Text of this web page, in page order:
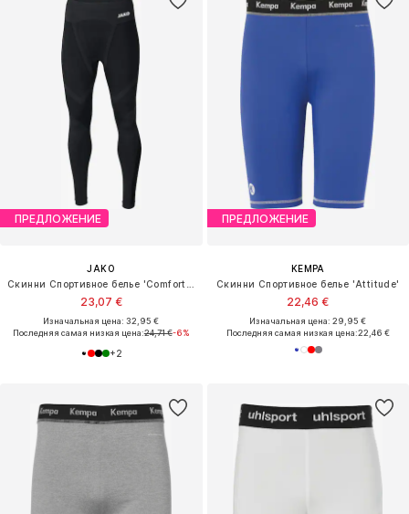
ПРЕДЛОЖЕНИЕ
JAKO
23,07 €
Изначальная цена: 32,95 €
Последняя самая низкая цена:24,71 €-6%
+2
ПРЕДЛОЖЕНИЕ
KEMPA
Скинни Спортивное белье 'Attitude'
22,46 €
Изначальная цена: 29,95 €
Последняя самая низкая цена:22,46 €